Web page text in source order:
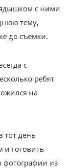
с ними
тему,
до съемки.
с
ребят
на
тот день
и готовить
фотографии из